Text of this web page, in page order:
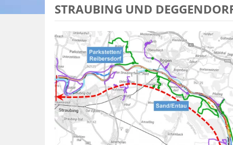
TRAUBING UND DEGGENDORF